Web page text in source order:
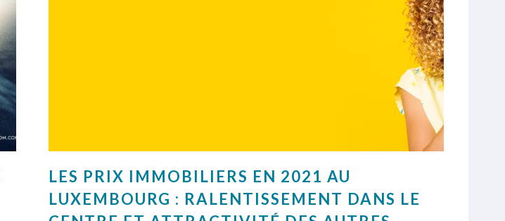
LES PRIX IMMOBILIERS EN 2021 AU
LUXEMBOURG : RALENTISSEMENT DANS LE